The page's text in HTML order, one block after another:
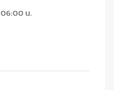
06:00 น.